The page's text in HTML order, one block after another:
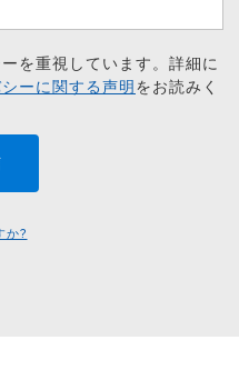
を重視しています。詳細に
ーに関する声明をお読みく
か?